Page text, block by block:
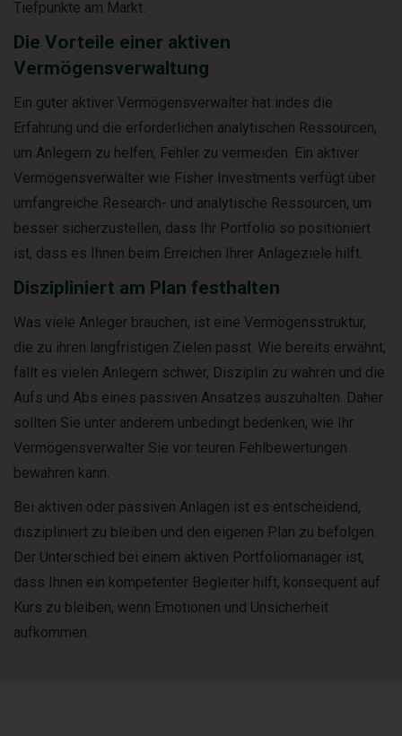
Tiefpunkte am Markt.
Die Vorteile einer aktiven
Vermögensverwaltung
Ein guter aktiver Vermögensverwalter hat indes die
Erfahrung und die erforderlichen analytischen Ressourcen,
um Anlegern zu helfen, Fehler zu vermeiden. Ein aktiver
Vermögensverwalter wie Fisher Investments verfügt über
umfangreiche Research- und analytische Ressourcen, um
besser sicherzustellen, dass Ihr Portfolio so positioniert
ist, dass es Ihnen beim Erreichen Ihrer Anlageziele hilft.
Diszipliniert am Plan festhalten
Was viele Anleger brauchen, ist eine Vermögensstruktur,
die zu ihren langfristigen Zielen passt. Wie bereits erwähnt,
fällt es vielen Anlegern schwer, Disziplin zu wahren und die
Aufs und Abs eines passiven Ansatzes auszuhalten. Daher
sollten Sie unter anderem unbedingt bedenken, wie Ihr
Vermögensverwalter Sie vor teuren Fehlbewertungen
bewahren kann.
Bei aktiven oder passiven Anlagen ist es entscheidend,
diszipliniert zu bleiben und den eigenen Plan zu befolgen.
Der Unterschied bei einem aktiven Portfoliomanager ist,
dass Ihnen ein kompetenter Begleiter hilft, konsequent auf
Kurs zu bleiben, wenn Emotionen und Unsicherheit
aufkommen.